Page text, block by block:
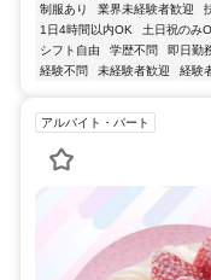
制服あり 業界未経験者歓迎
1日4時間以内OK
土日祝のみ
シフト自由
学歴不問 即日勤
経験不問
未経験者歓迎 経験
アルバイト・パート